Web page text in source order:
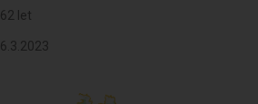
62 let
6.3.2023